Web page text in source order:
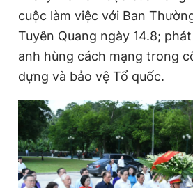
cuộc làm việc với Ban
Tuyên Quang ngày 14.8;
anh hùng cách mạng trong
dựng và bảo vệ Tổ quốc.